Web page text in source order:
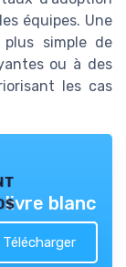
équipes. Une
simple de
ou à des
les cas
blanc